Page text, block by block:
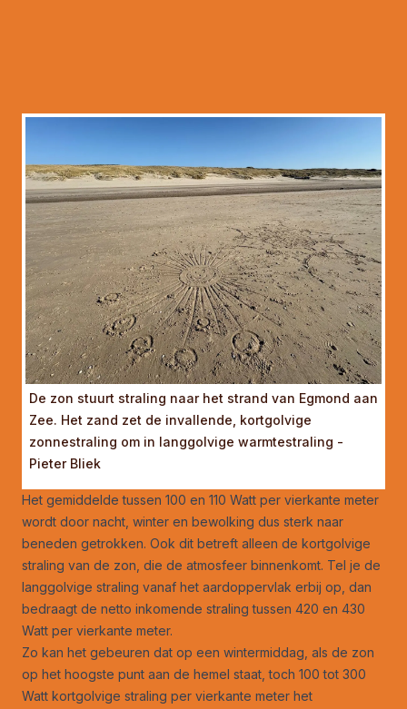
De zon stuurt straling naar het strand van Egmond aan
Zee. Het zand zet de invallende, kortgolvige
zonnestraling om in langgolvige warmtestraling -
Pieter Bliek
Het gemiddelde tussen 100 en 110 Watt per vierkante meter
wordt door nacht, winter en bewolking dus sterk naar
beneden getrokken. Ook dit betreft alleen de kortgolvige
straling van de zon, die de atmosfeer binnenkomt. Tel je de
langgolvige straling vanaf het aardoppervlak erbij op, dan
bedraagt de netto inkomende straling tussen 420 en 430
Watt per vierkante meter.
Zo kan het gebeuren dat op een wintermiddag, als de zon
op het hoogste punt aan de hemel staat, toch 100 tot 300
Watt kortgolvige straling per vierkante meter het